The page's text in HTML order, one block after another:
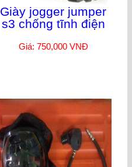
Giày jogger jumper
s3 chống tĩnh điện
Giá: 750,000 VNĐ